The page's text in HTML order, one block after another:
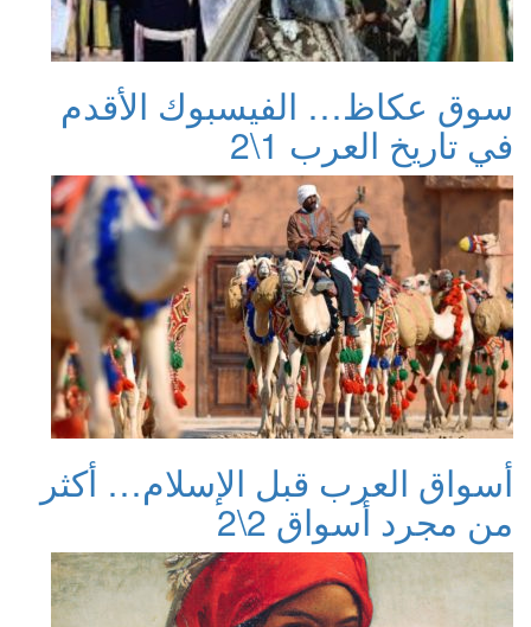
سوق عكاظ… الفيسبوك الأقدم
في تاريخ العرب 1\2
أسواق العرب قبل الإسلام… أكثر
من مجرد أسواق 2\2